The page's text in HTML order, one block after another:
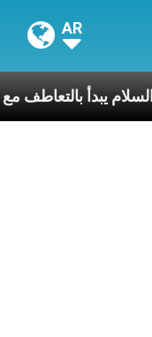
AR
بارولين: السلام